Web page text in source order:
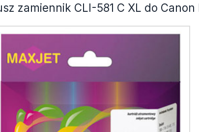
zamiennik CLI-581 C XL do